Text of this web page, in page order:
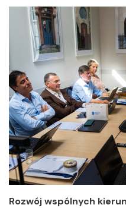
Rozwój wspólnych